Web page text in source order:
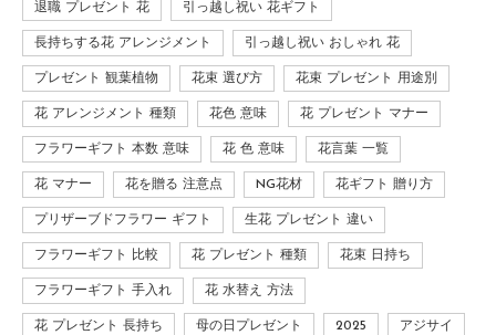
退職 プレゼント 花 引っ越し祝い 花ギフト
長持ちする花 アレンジメント 引っ越し祝い おしゃれ 花
プレゼント 観葉植物 花束 選び方 花束 プレゼント 用途別
花 アレンジメント 種類 花色 意味 花 プレゼント マナー
フラワーギフト 本数 意味 花 色 意味 花言葉 一覧
花 マナー 花を贈る 注意点 NG花材 花ギフト 贈り方
プリザーブドフラワー ギフト 生花 プレゼント 違い
フラワーギフト 比較 花 プレゼント 種類 花束 日持ち
フラワーギフト 手入れ 花 水替え 方法
花 プレゼント 長持ち 母の日プレゼント 2025 アジサイ